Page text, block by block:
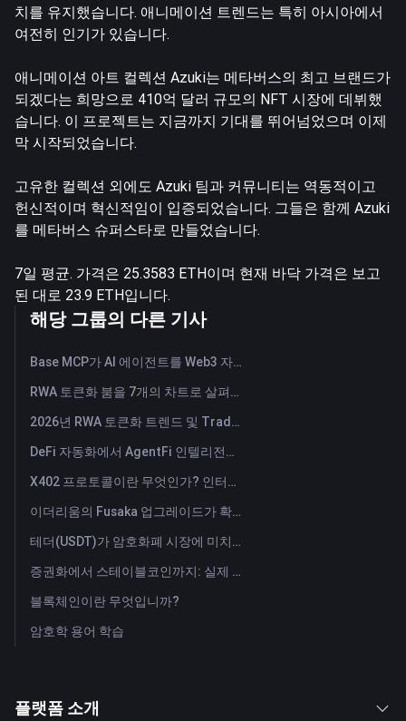
치를 유지했습니다. 애니메이션 트렌드는 특히 아시아에서
여전히 인기가 있습니다.
애니메이션 아트 컬렉션 Azuki는 메타버스의 최고 브랜드가
되겠다는 희망으로 410억 달러 규모의 NFT 시장에 데뷔했
습니다. 이 프로젝트는 지금까지 기대를 뛰어넘었으며 이제
막 시작되었습니다.
고유한 컬렉션 외에도 Azuki 팀과 커뮤니티는 역동적이고
헌신적이며 혁신적임이 입증되었습니다. 그들은 함께 Azuki
를 메타버스 슈퍼스타로 만들었습니다.
7일 평균. 가격은 25.3583 ETH이며 현재 바닥 가격은 보고
된 대로 23.9 ETH입니다.
해당 그룹의 다른 기사
Base MCP가 AI 에이전트를 Web3 자산 도우미로 전환하는 방법
RWA 토큰화 붐을 7개의 차트로 살펴보세요
2026년 RWA 토큰화 트렌드 및 TradFi의 부상
DeFi 자동화에서 AgentFi 인텔리전스까지: 온체인 자산 관리의 차세대 시대
X402 프로토콜이란 무엇인가? 인터넷의 가치 교환 시스템을 재구성하는 새로운 기술 표준이다.
이더리움의 Fusaka 업그레이드가 확장 청사진을 어떻게 재구성하는가
테더(USDT)가 암호화폐 시장에 미치는 영향: 상승세를 주도하는가 아니면 주요 위험인가?
증권화에서 스테이블코인까지: 실제 자산이 글로벌 자본을 어떻게 재편하고 있는가?
블록체인이란 무엇입니까?
암호학 용어 학습
플랫폼 소개